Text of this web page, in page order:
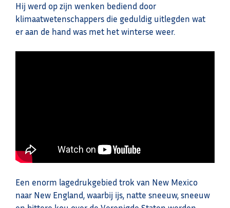
Hij werd op zijn wenken bediend door
klimaatwetenschappers die geduldig uitlegden wat
er aan de hand was met het winterse weer.
Een enorm lagedrukgebied trok van New Mexico
naar New England, waarbij ijs, natte sneeuw, sneeuw